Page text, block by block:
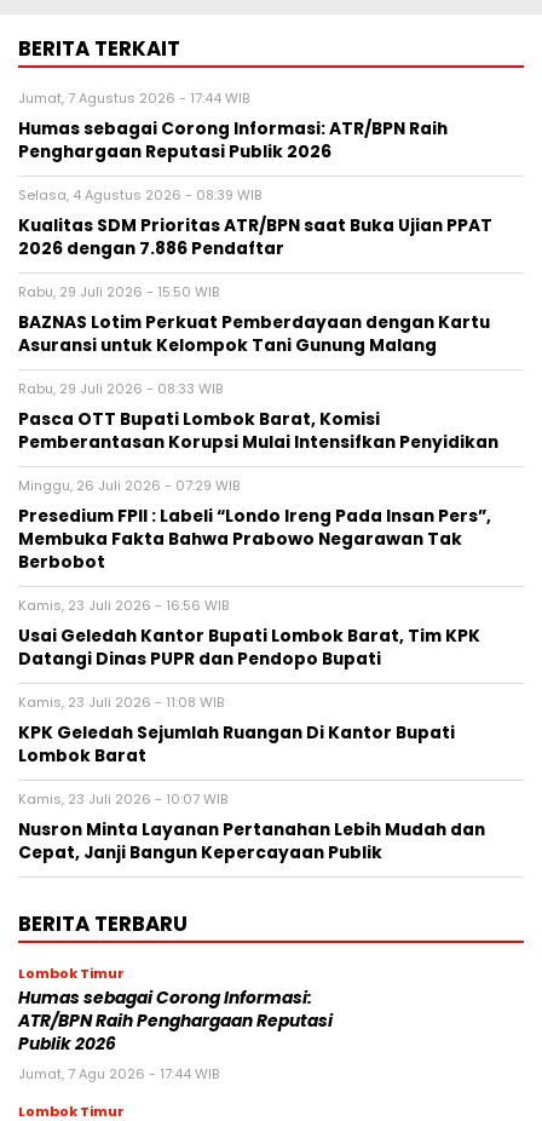
BERITA TERKAIT
Jumat, 7 Agustus 2026 - 17:44 WIB
Humas sebagai Corong Informasi: ATR/BPN Raih
Penghargaan Reputasi Publik 2026
Selasa, 4 Agustus 2026 - 08:39 WIB
Kualitas SDM Prioritas ATR/BPN saat Buka Ujian PPAT
2026 dengan 7.886 Pendaftar
Rabu, 29 Juli 2026 - 15:50 WIB
BAZNAS Lotim Perkuat Pemberdayaan dengan Kartu
Asuransi untuk Kelompok Tani Gunung Malang
Rabu, 29 Juli 2026 - 08:33 WIB
Pasca OTT Bupati Lombok Barat, Komisi
Pemberantasan Korupsi Mulai Intensifkan Penyidikan
Minggu, 26 Juli 2026 - 07:29 WIB
Presedium FPII : Labeli “Londo Ireng Pada Insan Pers”,
Membuka Fakta Bahwa Prabowo Negarawan Tak
Berbobot
Kamis, 23 Juli 2026 - 16:56 WIB
Usai Geledah Kantor Bupati Lombok Barat, Tim KPK
Datangi Dinas PUPR dan Pendopo Bupati
Kamis, 23 Juli 2026 - 11:08 WIB
KPK Geledah Sejumlah Ruangan Di Kantor Bupati
Lombok Barat
Kamis, 23 Juli 2026 - 10:07 WIB
Nusron Minta Layanan Pertanahan Lebih Mudah dan
Cepat, Janji Bangun Kepercayaan Publik
BERITA TERBARU
Lombok Timur
Humas sebagai Corong Informasi:
ATR/BPN Raih Penghargaan Reputasi
Publik 2026
Jumat, 7 Agu 2026 - 17:44 WIB
Lombok Timur